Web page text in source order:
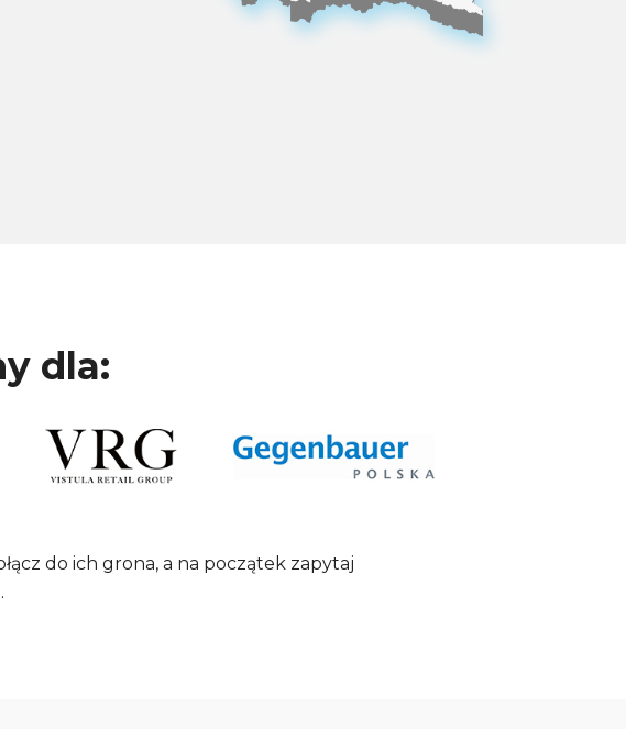
dla:
do ich grona, a na początek zapytaj